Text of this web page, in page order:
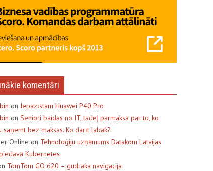
komentāri
on Iepazīstam Huawei P40 Pro
onSeniori baidās no IT, tādēļ pārmaksā par to, ko
saņemt bez maksas. Ko darīt labāk?
Online on Tehnoloģiju uzņēmums Datakom Latvijas
Kubernetes
TomTom GO 620 – gudrāka navigācija